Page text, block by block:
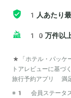
1人あたり
10万件以上
*「ホテル・パッケ
トアレビューに
旅行予約アプリ 満
※1 会員ステータス